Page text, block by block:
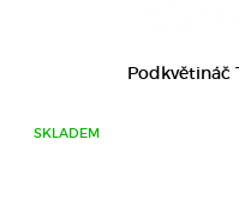
Podkvětináč
SKLADEM